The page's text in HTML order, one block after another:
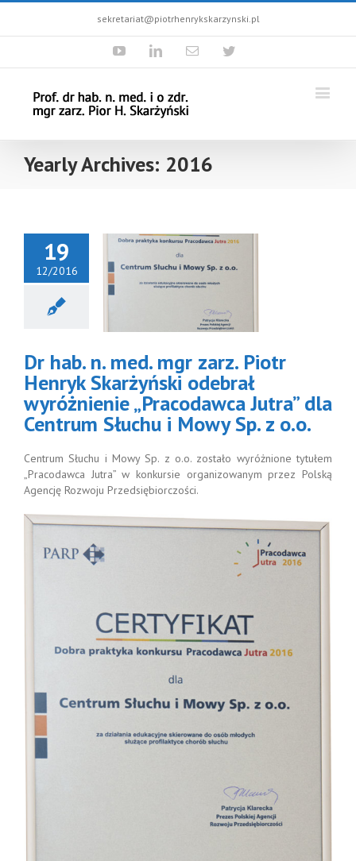
sekretariat@piotrhenrykskarzynski.pl
YoutubeLinkedinEmail Twitter
Yearly Archives: 2016
19
12/2016
n. med.
zarz. Piotr
Skarżyński
Jutra”
Słuchu
Sp. z o.o.
Dr hab. n. med. mgr zarz. Piotr
Henryk Skarżyński odebrał
wyróżnienie „Pracodawca Jutra” dla
Centrum Słuchu i Mowy Sp. z o.o.
Centrum Słuchu i Mowy Sp. z o.o. zostało wyróżnione tytułem
„Pracodawca Jutra” w konkursie organizowanym przez Polską
Agencję Rozwoju Przedsiębiorczości.